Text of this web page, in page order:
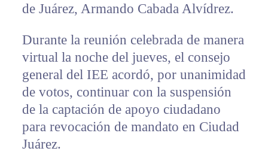
de Juárez, Armando Cabada Alvídrez.
Durante la reunión celebrada de manera
virtual la noche del jueves, el consejo
general del IEE acordó, por unanimidad
de votos, continuar con la suspensión
de la captación de apoyo ciudadano
para revocación de mandato en Ciudad
Juárez.